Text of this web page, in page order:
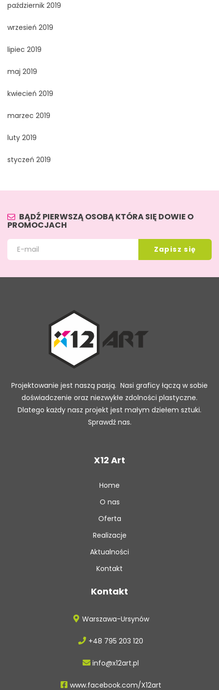
październik 2019
wrzesień 2019
lipiec 2019
maj 2019
kwiecień 2019
marzec 2019
luty 2019
styczeń 2019
BĄDŹ PIERWSZĄ OSOBĄ KTÓRA SIĘ DOWIE O
PROMOCJACH
Projektowanie jest naszą pasją. Nasi graficy łączą w sobie
doświadczenie oraz niezwykłe zdolności plastyczne.
Dlatego każdy nasz projekt jest małym dziełem sztuki.
Sprawdź nas.
X12 Art
Home
O nas
Oferta
Realizacje
Aktualności
Kontakt
Kontakt
Warszawa-Ursynów
+48 795 203 120
info@x12art.pl
www.facebook.com/X12art